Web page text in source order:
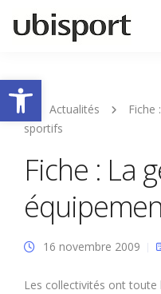
Ouvrir la
Actualités
Fiche
sportifs
Fiche : La
16 novembre 2009
Les collectivités ont toute